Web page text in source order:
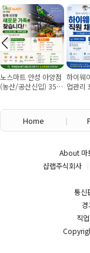
노스마트 안성 아양점
(농산/공산신입) 355
하이웨
업관리
Home
About 마
샵랩주식회사
통신
직